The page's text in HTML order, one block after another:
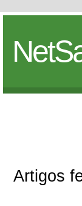
Artigos